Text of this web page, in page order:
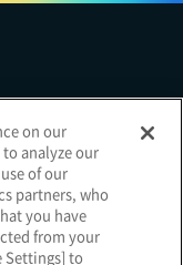
明治グループのDX
簡体
on our
analyze our
of our
partners, who
you have
from your
Settings] to